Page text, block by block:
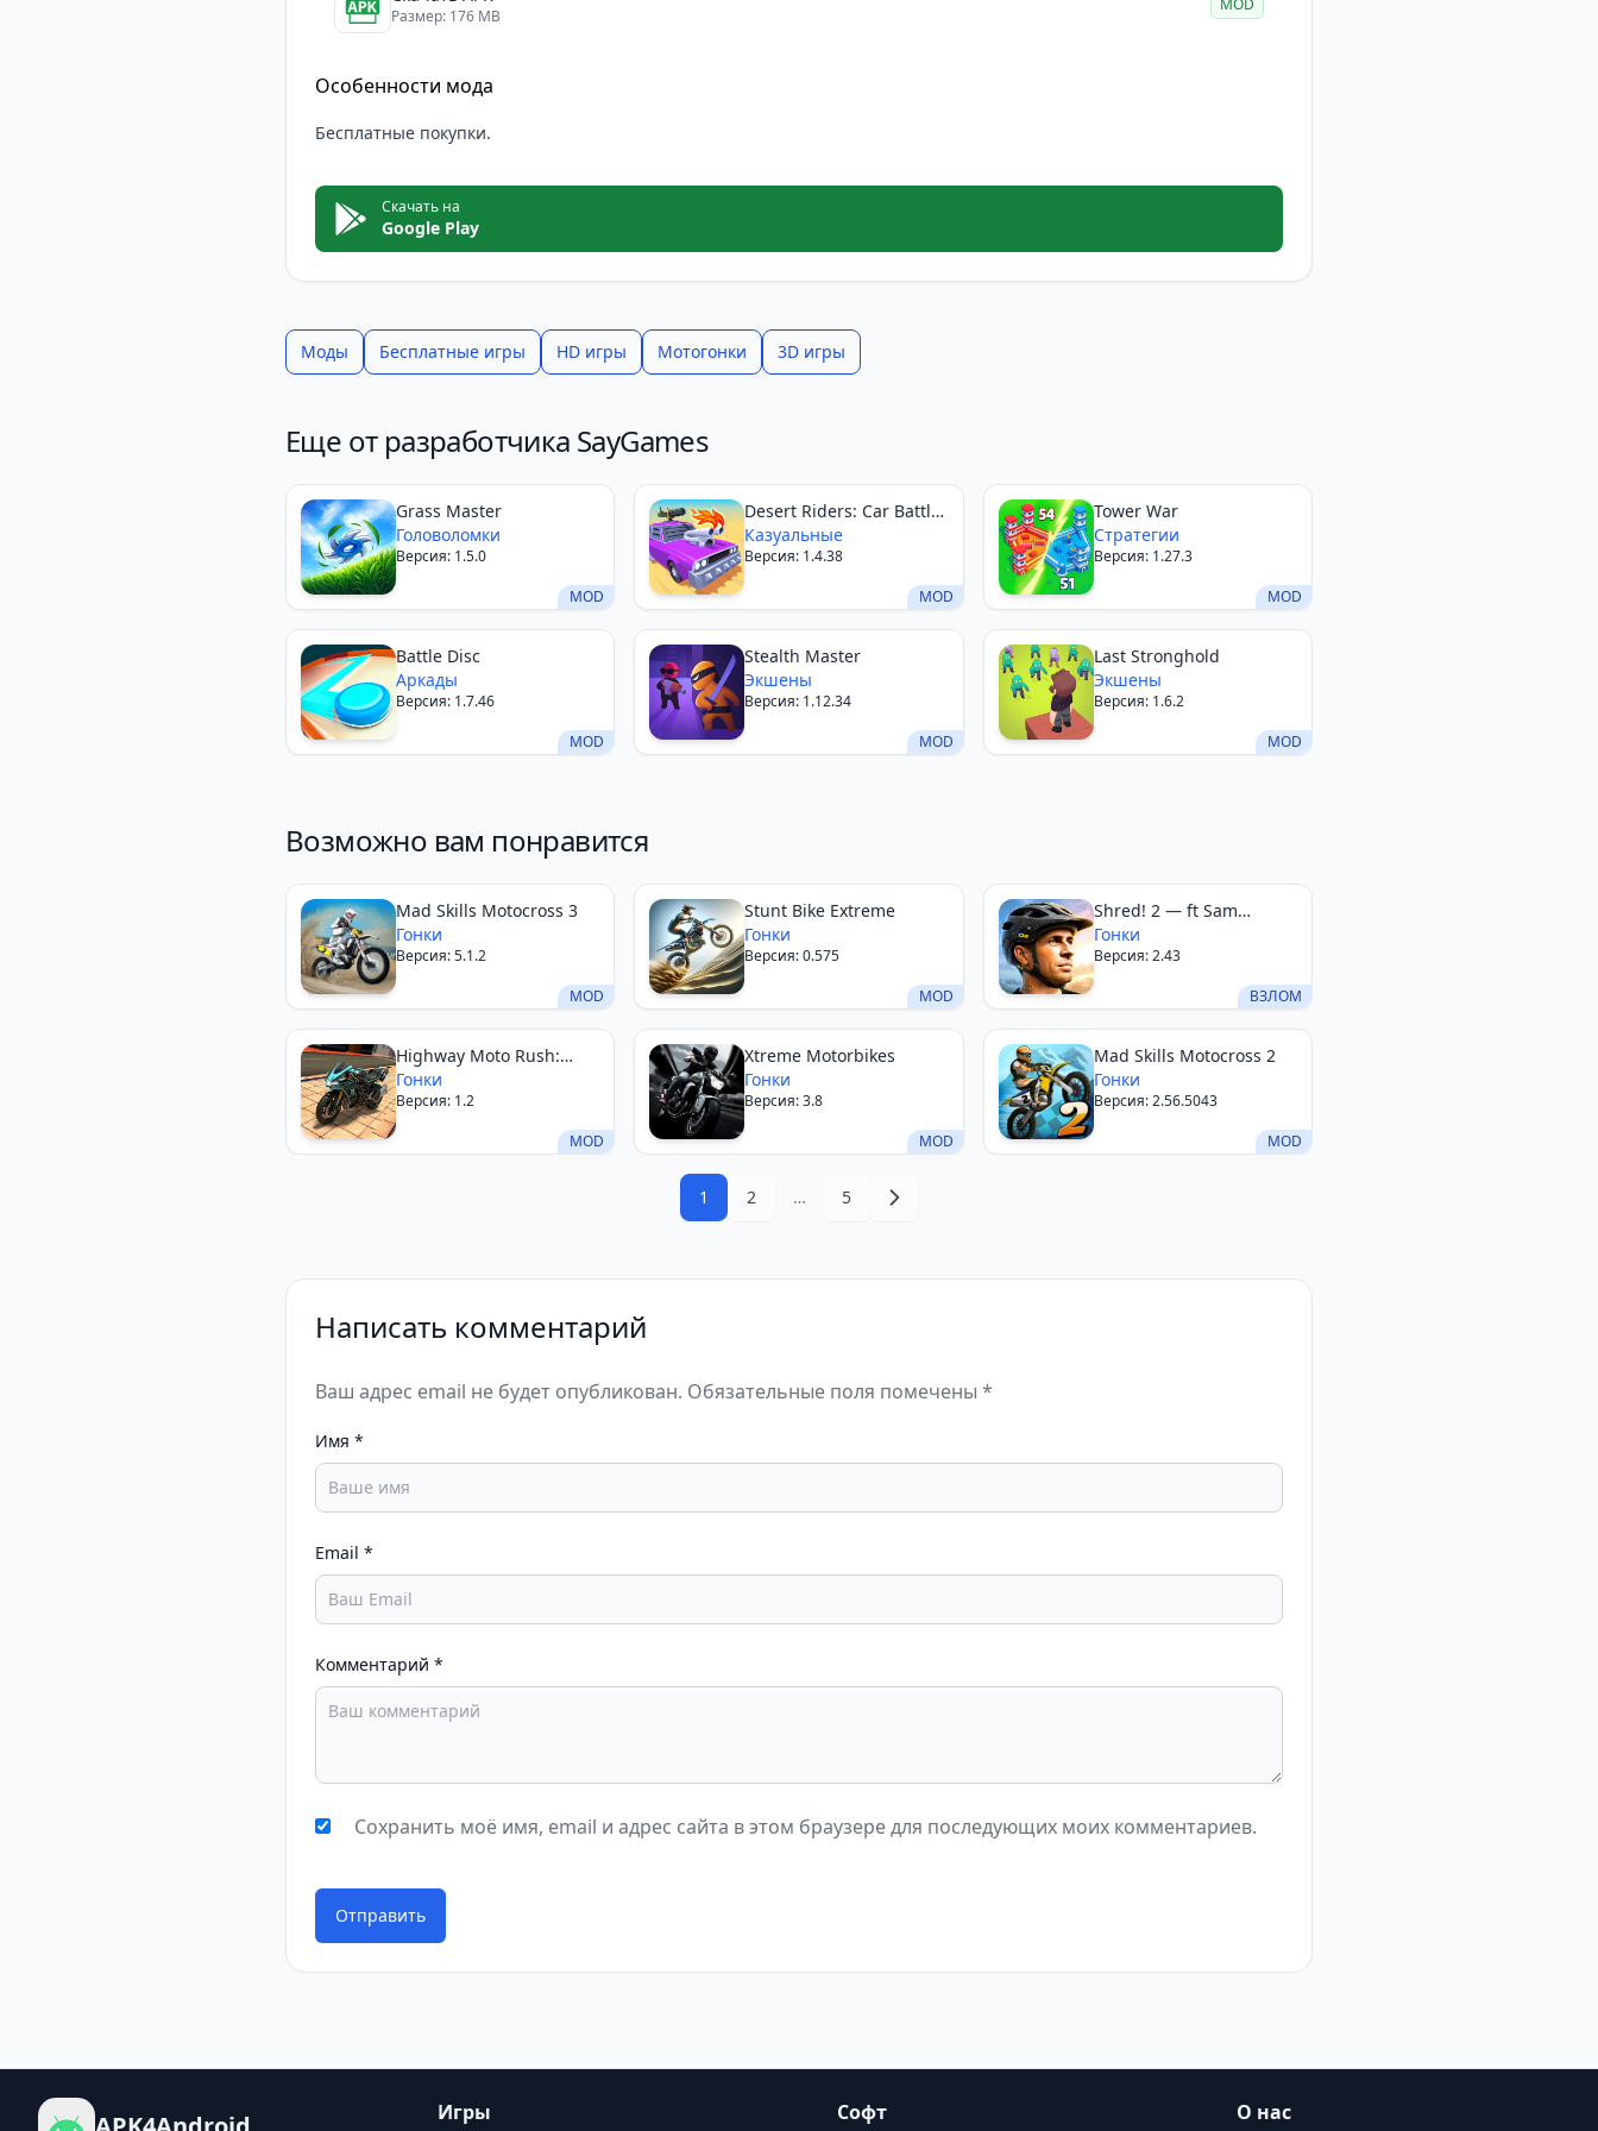
Размер: 176 MB
MOD
Особенности мода
Бесплатные покупки.
Скачать на
Google Play
Моды Бесплатные игры HD игры Мотогонки 3D игры
Еще от разработчика SayGames
MOD
Grass Master
Головоломки
Версия: 1.5.0
MOD
Desert Riders: Car Battle
Game
Казуальные
Версия: 1.4.38
MOD
Tower War
Стратегии
Версия: 1.27.3
MOD
Battle Disc
Аркады
Версия: 1.7.46
MOD
Stealth Master
Экшены
Версия: 1.12.34
MOD
Last Stronghold
Экшены
Версия: 1.6.2
Возможно вам понравится
MOD
Mad Skills Motocross 3
Гонки
Версия: 5.1.2
MOD
Stunt Bike Extreme
Гонки
Версия: 0.575
ВЗЛОМ
Shred! 2 — ft Sam
Pilgrim 2026
Гонки
Версия: 2.43
MOD
Highway Moto Rush:
Traffic
Гонки
Версия: 1.2
MOD
Xtreme Motorbikes
Гонки
Версия: 3.8
MOD
Mad Skills Motocross 2
Гонки
Версия: 2.56.5043
1 2 … 5
Написать комментарий
Ваш адрес email не будет опубликован. Обязательные поля помечены *
Имя *
Email *
Комментарий *
Сохранить моё имя, email и адрес сайта в этом браузере для последующих моих комментариев.
Отправить
Игры Софт О нас